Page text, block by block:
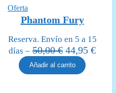
precio
Oferta
en
oferta
Phantom Fury
Reserva. Envío en 5 a 15
días – 50,00€ El
precio
original
44,95 €El
Añadir al carrito